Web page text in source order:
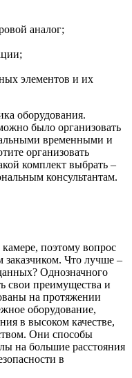
аналог;
элементов и их
оборудования.
было организовать
временными и
организовать
комплект выбрать –
консультантам.
поэтому вопрос
заказчиком. Что лучше –
Однозначного
свои преимущества и
на протяжении
оборудование,
в высоком качестве,
Они способы
на большие расстояния
в